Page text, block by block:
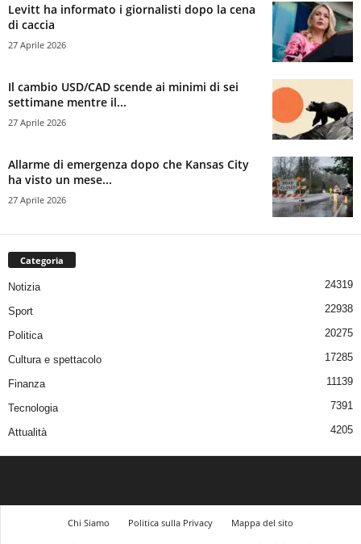
Levitt ha informato i giornalisti dopo la cena
di caccia
27 Aprile 2026
Il cambio USD/CAD scende ai minimi di sei
settimane mentre il...
27 Aprile 2026
Allarme di emergenza dopo che Kansas City
ha visto un mese...
27 Aprile 2026
Categoria
Notizia 24319
Sport 22938
Politica 20275
Cultura e spettacolo 17285
Finanza 11139
Tecnologia 7391
Attualità 4205
Chi Siamo Politica sulla Privacy
Mappa del sito